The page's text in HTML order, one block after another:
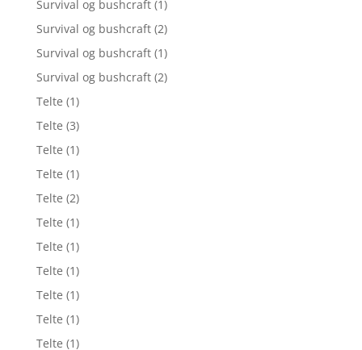
Survival og bushcraft (1)
Survival og bushcraft (2)
Survival og bushcraft (1)
Survival og bushcraft (2)
Telte (1)
Telte (3)
Telte (1)
Telte (1)
Telte (2)
Telte (1)
Telte (1)
Telte (1)
Telte (1)
Telte (1)
Telte (1)